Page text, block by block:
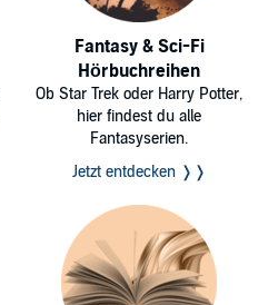
Fantasy & Sci-Fi
Hörbuchreihen
Ob Star Trek oder Harry Potter,
hier findest du alle
Fantasyserien.
Jetzt entdecken ❭❭